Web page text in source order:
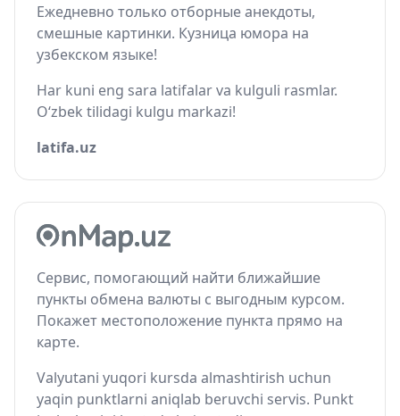
Ежедневно только отборные анекдоты,
смешные картинки. Кузница юмора на
узбекском языке!
Har kuni eng sara latifalar va kulguli rasmlar.
O‘zbek tilidagi kulgu markazi!
latifa.uz
Сервис, помогающий найти ближайшие
пункты обмена валюты с выгодным курсом.
Покажет местоположение пункта прямо на
карте.
Valyutani yuqori kursda almashtirish uchun
yaqin punktlarni aniqlab beruvchi servis. Punkt